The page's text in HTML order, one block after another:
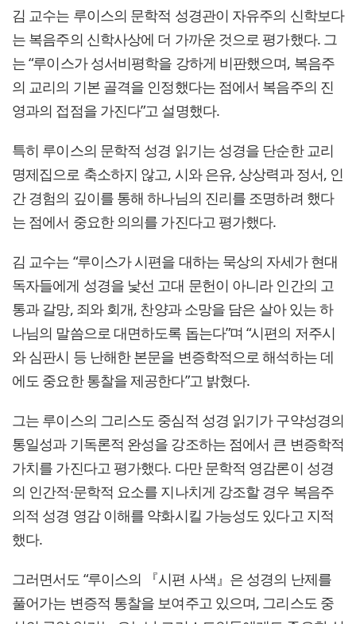
김 교수는 루이스의 문학적 성경관이 자유주의 신학보다
는 복음주의 신학사상에 더 가까운 것으로 평가했다. 그
는 “루이스가 성서비평학을 강하게 비판했으며, 복음주
의 교리의 기본 골격을 인정했다는 점에서 복음주의 진
영과의 접점을 가진다”고 설명했다.
특히 루이스의 문학적 성경 읽기는 성경을 단순한 교리
명제집으로 축소하지 않고, 시와 은유, 상상력과 정서, 인
간 경험의 깊이를 통해 하나님의 진리를 조명하려 했다
는 점에서 중요한 의의를 가진다고 평가했다.
김 교수는 “루이스가 시편을 대하는 묵상의 자세가 현대
독자들에게 성경을 낯선 고대 문헌이 아니라 인간의 고
통과 갈망, 죄와 회개, 찬양과 소망을 담은 살아 있는 하
나님의 말씀으로 대면하도록 돕는다”며 “시편의 저주시
와 심판시 등 난해한 본문을 변증학적으로 해석하는 데
에도 중요한 통찰을 제공한다”고 밝혔다.
그는 루이스의 그리스도 중심적 성경 읽기가 구약성경의
통일성과 기독론적 완성을 강조하는 점에서 큰 변증학적
가치를 가진다고 평가했다. 다만 문학적 영감론이 성경
의 인간적·문학적 요소를 지나치게 강조할 경우 복음주
의적 성경 영감 이해를 약화시킬 가능성도 있다고 지적
했다.
그러면서도 “루이스의 『시편 사색』은 성경의 난제를
풀어가는 변증적 통찰을 보여주고 있으며, 그리스도 중